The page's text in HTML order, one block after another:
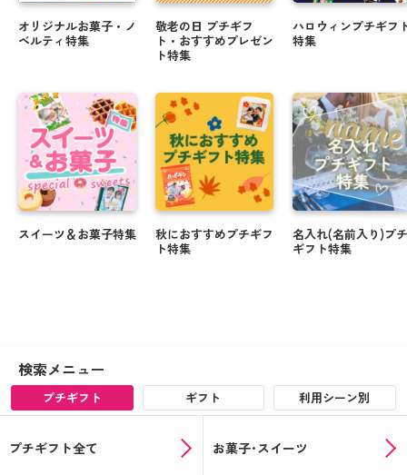
オリジナルお菓子・ノ
ベルティ特集
スイーツ＆お菓子特集
敬老の日 プチギフ
ト・おすすめプレゼン
ト特集
秋におすすめプチギフ
ト特集
ハロウィンプチギフ
特集
名入れ(名前入り)プチ
ギフト特集
検索メニュー
プチギフト ギフト 利用シーン別
プチギフト全て お菓子･スイーツ